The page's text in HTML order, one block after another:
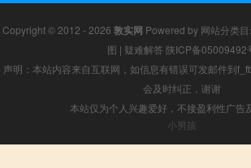
Copyright © 2012 - 2026 敦实网 Powered by 网站分类
图 | 疑难解答 陕ICP备05009492
声明：本站内容来自互联网，如信息有错误可发邮件到
会及时纠正，谢谢
本站仅为个人兴趣爱好，不接盈利性广告
小男孩